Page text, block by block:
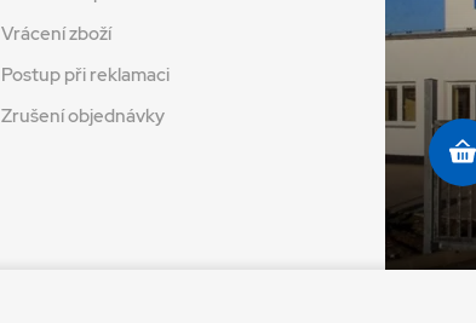
Vrácení zboží
Postup při reklamaci
Zrušení objednávky